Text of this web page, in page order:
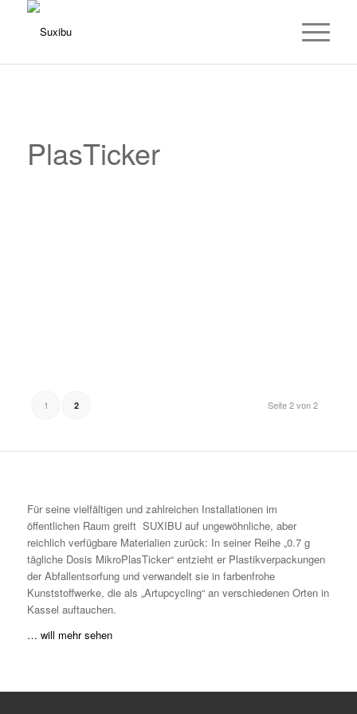
PlasTicker
Seite 2 von 2
1 2
Für seine vielfältigen und zahlreichen Installationen im
öffentlichen Raum greift SUXIBU auf ungewöhnliche, aber
reichlich verfügbare Materialien zurück: In seiner Reihe „0.7 g
tägliche Dosis MikroPlasTicker“ entzieht er Plastikverpackungen
der Abfallentsorfung und verwandelt sie in farbenfrohe
Kunststoffwerke, die als „Artupcycling“ an verschiedenen Orten in
Kassel auftauchen.
… will mehr sehen